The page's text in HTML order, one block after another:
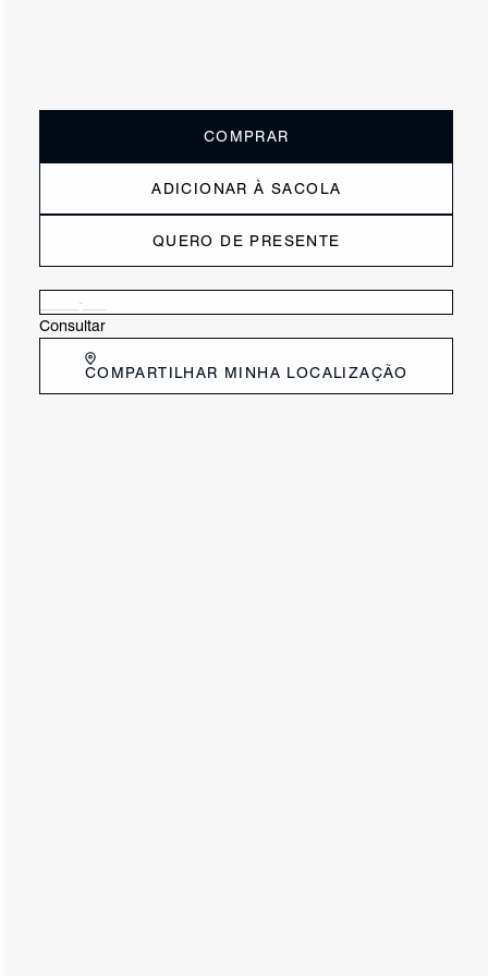
COMPRAR
ADICIONAR À SACOLA
QUERO DE PRESENTE
Consultar
COMPARTILHAR MINHA LOCALIZAÇÃO